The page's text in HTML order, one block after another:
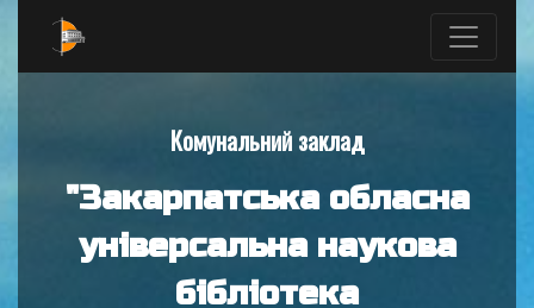
Комунальний заклад
"Закарпатська обласна
універсальна наукова
бібліотека